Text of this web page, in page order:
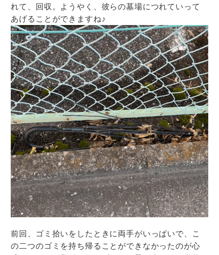
れて、回収。ようやく、彼らの墓場につれていって
あげることができますね♪
前回、ゴミ拾いをしたときに両手がいっぱいで、こ
の二つのゴミを持ち帰ることができなかったのが心